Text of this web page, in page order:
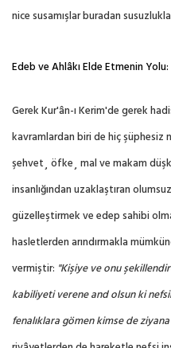
nice susamışlar buradan
Edeb ve Ahlâkı Elde Etmenin
Gerek Kur'ân-ı Kerim'de gerek
kavramlardan biri de hiç şüphesiz
şehvet¸ öfke¸ mal ve makam
insanlığından uzaklaştıran
güzelleştirmek ve edep sahibi
hasletlerden arındırmakla
vermiştir: "Kişiye ve onu
kabiliyeti verene and olsun ki
fenalıklara gömen kimse de ziyana